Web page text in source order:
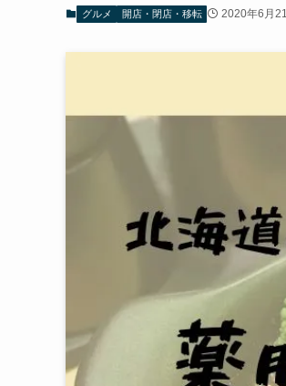
グルメ 開店・閉店・移転 2020年6月